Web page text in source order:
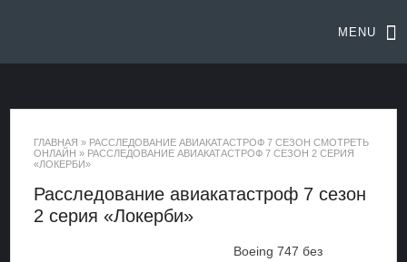
MENU
ГЛАВНАЯ » РАССЛЕДОВАНИЕ АВИАКАТАСТРОФ 7 СЕЗОН СМОТРЕТЬ
ОНЛАЙН » РАССЛЕДОВАНИЕ АВИАКАТАСТРОФ 7 СЕЗОН 2 СЕРИЯ
«ЛОКЕРБИ»
Расследование авиакатастроф 7 сезон
2 серия «Локерби»
Boeing 747 без